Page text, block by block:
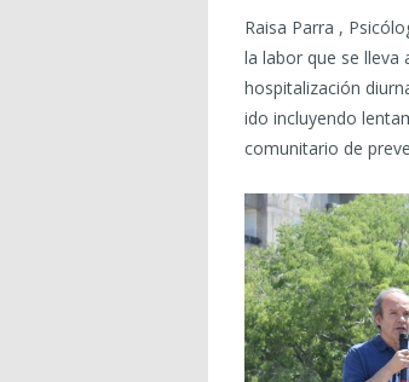
Raisa Parra ,
la labor que se lleva
hospitalización
ido incluyendo
comunitario de